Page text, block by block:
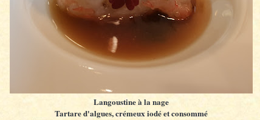
Langoustine à la nage
Tartare d'algues, crémeux iodé et consommé